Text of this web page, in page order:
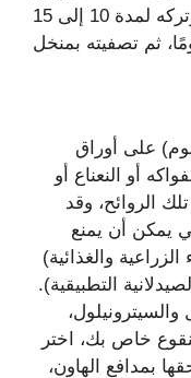
الزعتر، وسكبه في زيت ناقل، وتركه لمدة 10 إلى 15
على أوراق
أو النعناع أو
الروائح، وقد
يمكن أن يمنع
والغذائية)
التطبيقية).
خاص بك، اختر
بمدافع الهاون،